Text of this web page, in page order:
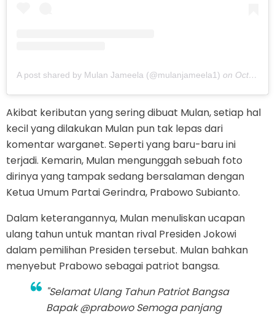
A post shared by Mulan Jameela (@mulanjameela1) on Oct 16, 2019 at 7:32pm PDT
Akibat keributan yang sering dibuat Mulan, setiap hal
kecil yang dilakukan Mulan pun tak lepas dari
komentar warganet. Seperti yang baru-baru ini
terjadi. Kemarin, Mulan mengunggah sebuah foto
dirinya yang tampak sedang bersalaman dengan
Ketua Umum Partai Gerindra, Prabowo Subianto.
Dalam keterangannya, Mulan menuliskan ucapan
ulang tahun untuk mantan rival Presiden Jokowi
dalam pemilihan Presiden tersebut. Mulan bahkan
menyebut Prabowo sebagai patriot bangsa.
"Selamat Ulang Tahun Patriot Bangsa
Bapak @prabowo Semoga panjang